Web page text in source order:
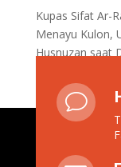
Kupas Sifat Ar-
Menayu Kulon,
Husnuzan saat
v